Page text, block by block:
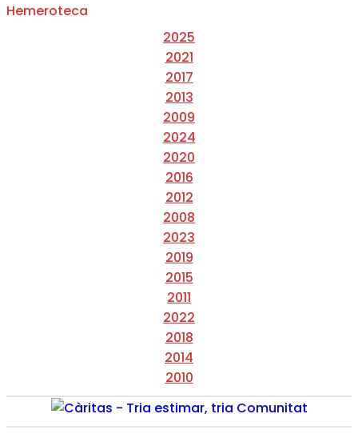
Hemeroteca
2025
2021
2017
2013
2009
2024
2020
2016
2012
2008
2023
2019
2015
2011
2022
2018
2014
2010